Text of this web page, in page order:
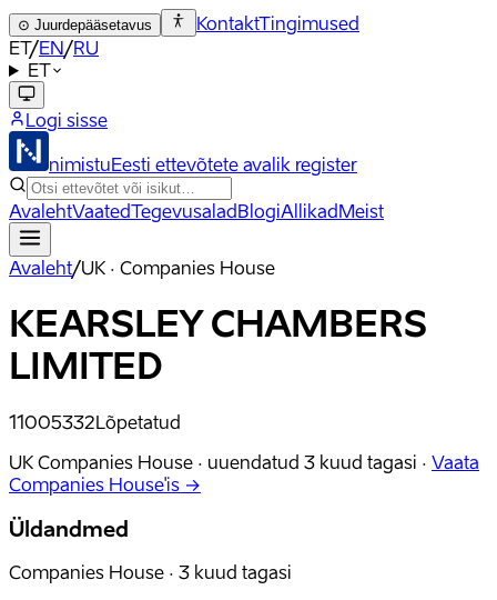
⊙ Juurdepääsetavus KontaktTingimused
ET/EN/RU
ET
Logi sisse
nimistuEesti ettevõtete avalik register
AvalehtVaatedTegevusaladBlogiAllikadMeist
Avaleht/UK · Companies House
KEARSLEY CHAMBERS
LIMITED
11005332Lõpetatud
UK Companies House · uuendatud 3 kuud tagasi · Vaata
Companies House'is →
Üldandmed
Companies House · 3 kuud tagasi